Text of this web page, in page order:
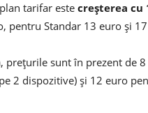
tarifar este creşterea cu
pentru Standar 13 euro și
prețurile sunt în prezent de
2 dispozitive) şi 12 euro